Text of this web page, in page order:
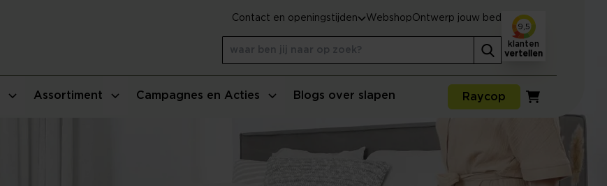
Assortiment Campagnes en Acties Blogs over slapen Raycop
Winkelwagen
Contact en openingstijden WebshopOntwerp jouw bed
9,5
klanten
vertellen